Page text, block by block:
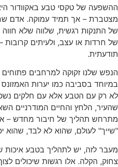
ההשפעה של טקסי טבע באקוודור
מצטברת – אך תמיד עמוקה. אדם
של התנקות רגשית, שלווה שלא חווה
של חרדות או עצב, ולעיתים קרובות
תודעתית.
הנפש שלנו זקוקה למרחבים
במיוחד בסביבה כמו יערות
לא רק עם הטבע אלא עם חלקים
שהעיר, הלחץ והחיים המודרניים
מתרחש תהליך של חיבור מחדש –
"שייך" לעולם, שהוא לא לבד, שהוא
מעבר לזה, יש לתהליך בטבע איכות
צחוק, הקלה. אלו רגשות שיכולים